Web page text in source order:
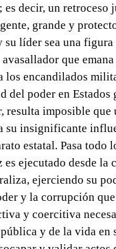
decir, un retroceso
grande y
líder sea una figura
que
los encandilados
poder en Estados
resulta imposible
su insignificante
estatal. Pasa todo
ejecutado desde la
ejerciendo su
y la corrupción
y coercitiva
y de la vida en